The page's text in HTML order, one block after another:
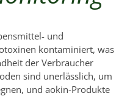
und
kontaminiert, was
der Verbraucher
sind unerlässlich, um
und aokin-Produkte